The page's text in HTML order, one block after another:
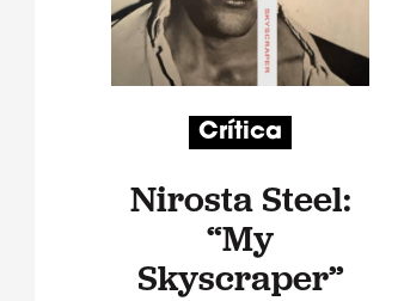
Crítica
Nirosta Steel:
“My
Skyscraper”